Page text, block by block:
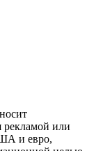
рекламой или
и евро,